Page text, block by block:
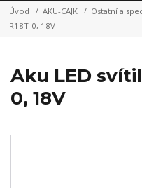
Úvod AKU-CAJK Ostatní a
R18T-0, 18V
Aku LED
0, 18V